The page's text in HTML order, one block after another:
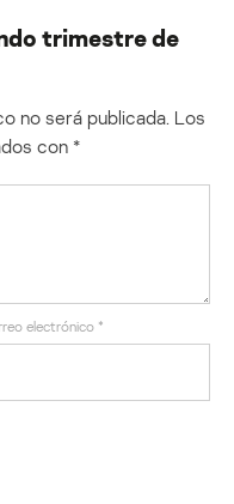
trimestre de
no será publicada. Los
con *
electrónico *